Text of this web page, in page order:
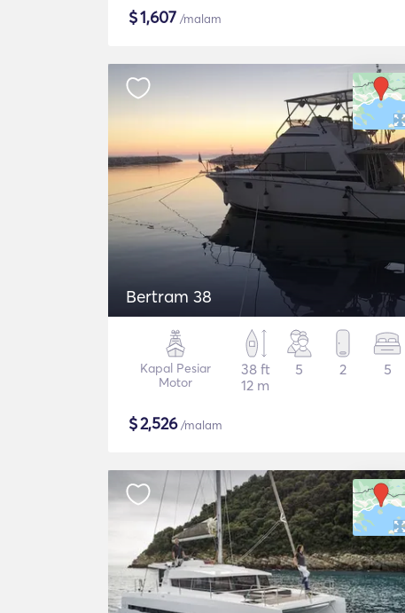
$1,607 /malam
Bertram 38
Kapal Pesiar
Motor
38 ft
12 m
5 2 5
$2,526/malam